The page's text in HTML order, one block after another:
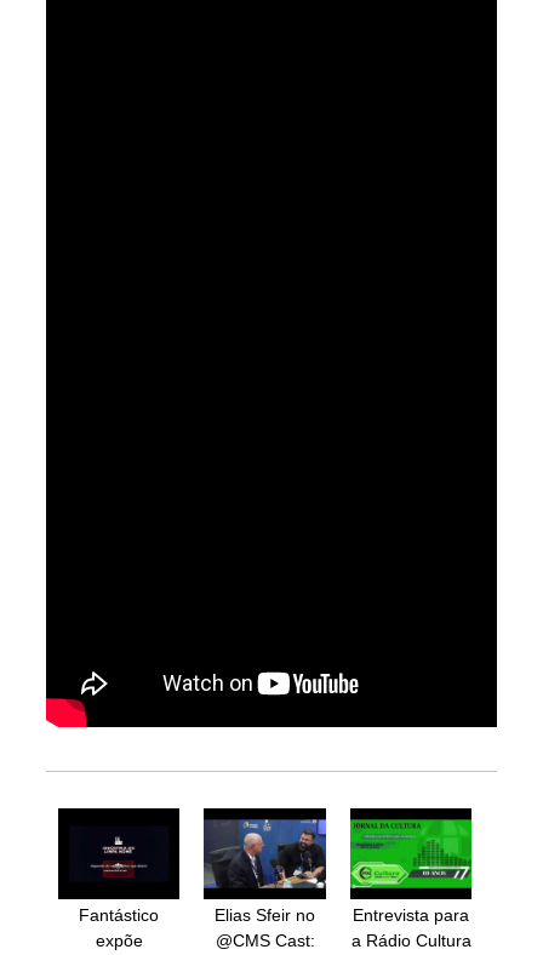
Fantástico
expõe
Elias Sfeir no
@CMS Cast:
Entrevista para
a Rádio Cultura